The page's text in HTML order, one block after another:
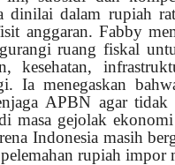
dalam rupiah
anggaran. Fabby
ruang fiskal
kesehatan,
Ia menegaskan
APBN agar
masa gejolak
Indonesia masih
rupiah impor